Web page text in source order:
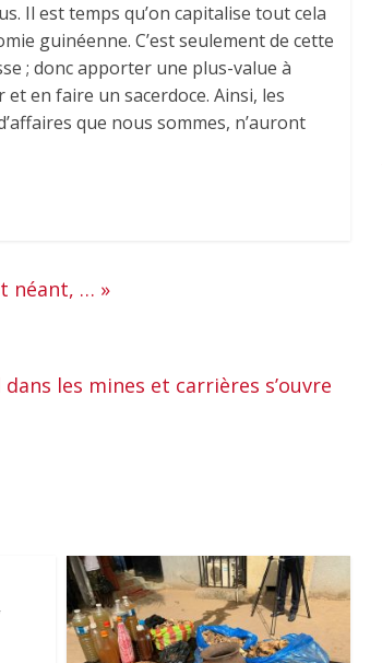
Il est temps qu’on capitalise tout cela
guinéenne. C’est seulement de cette
; donc apporter une plus-value à
en faire un sacerdoce. Ainsi, les
que nous sommes, n’auront
néant, … »
les mines et carrières s’ouvre